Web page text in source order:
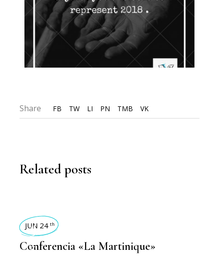
Share FB TW LI PN TMB VK
Related posts
ACTIVIDADES 2024
JUN 24 th
Conferencia «La Martinique»